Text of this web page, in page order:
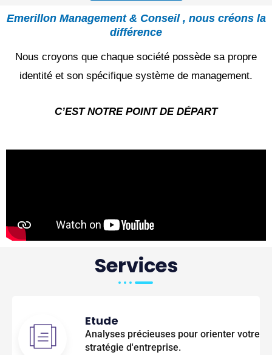
Emerillon Management & Conseil , nous créons la
différence
Nous croyons que chaque société possède sa propre
identité et son spécifique système de management.
C’EST NOTRE POINT DE DÉPART
Services
Etude
Analyses précieuses pour orienter votre
stratégie d'entreprise.